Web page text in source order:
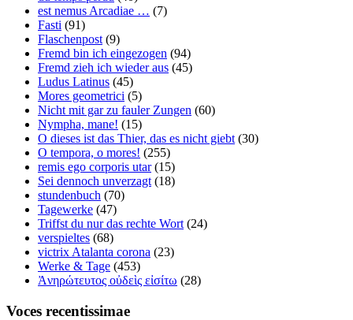
est nemus Arcadiae … (7)
Fasti (91)
Flaschenpost (9)
Fremd bin ich eingezogen (94)
Fremd zieh ich wieder aus (45)
Ludus Latinus (45)
Mores geometrici (5)
Nicht mit gar zu fauler Zungen (60)
Nympha, mane! (15)
O dieses ist das Thier, das es nicht giebt (30)
O tempora, o mores! (255)
remis ego corporis utar(15)
Sei dennoch unverzagt (18)
stundenbuch (70)
Tagewerke (47)
Triffst du nur das rechte Wort (24)
verspieltes (68)
victrix Atalanta corona (23)
Werke & Tage (453)
Ἀνηρώτευτος οὐδεὶς εἰσίτω (28)
Voces recentissimae